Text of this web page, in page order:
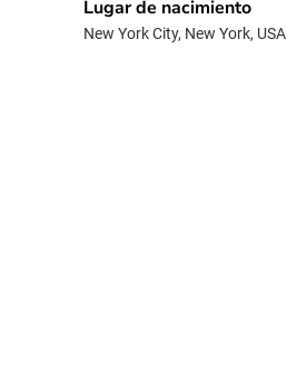
Lugar de nacimiento
New York City, New York, USA